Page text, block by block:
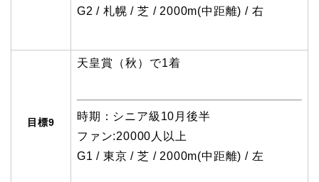
G2 / 札幌 / 芝 / 2000m(中距離) / 右
目標9
天皇賞（秋）で1着
時期：シニア級10月後半
ファン:20000人以上
G1 / 東京 / 芝 / 2000m(中距離) / 左